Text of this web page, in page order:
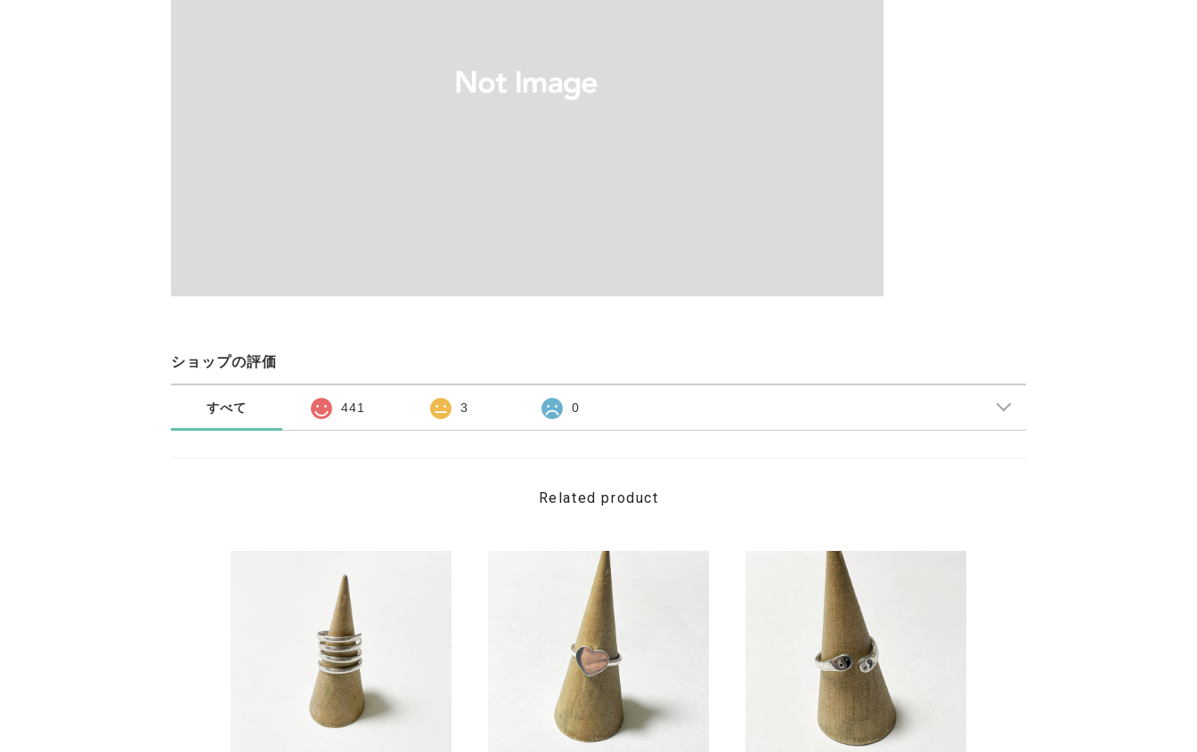
ショップの評価
すべて 441 3 0
Related product